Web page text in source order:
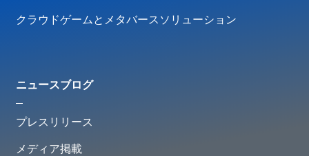
クラウドゲームとメタバースソリューション
ニュースブログ
プレスリリース
メディア掲載